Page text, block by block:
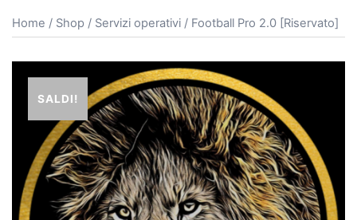
Home / Shop / Servizi operativi / Football Pro 2.0 [Riservato]
SALDI!